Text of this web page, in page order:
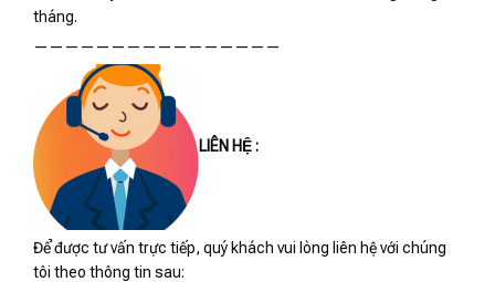
tháng.
————————————————
LIÊN HỆ :
Để được tư vấn trực tiếp, quý khách vui lòng liên hệ với chúng
tôi theo thông tin sau: